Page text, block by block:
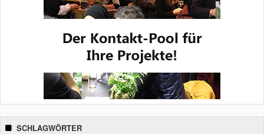
SCHLAGWÖRTER